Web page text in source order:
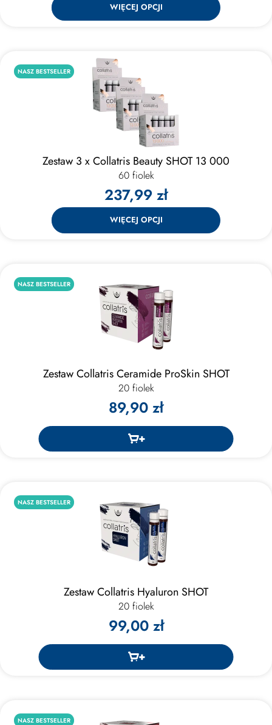
WIĘCEJ OPCJI
NASZ BESTSELLER
Zestaw 3 x Collatris Beauty SHOT 13 000
60 fiolek
237,99 zł
WIĘCEJ OPCJI
NASZ BESTSELLER
Zestaw Collatris Ceramide ProSkin SHOT
20 fiolek
89,90 zł
NASZ BESTSELLER
Zestaw Collatris Hyaluron SHOT
20 fiolek
99,00 zł
NASZ BESTSELLER